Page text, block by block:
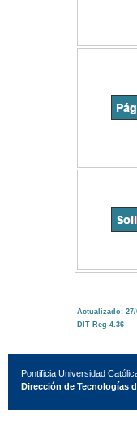
Actualizado: 27/
DIT-Reg-4.36
Pontificia Universidad
Dirección de Tecnologías